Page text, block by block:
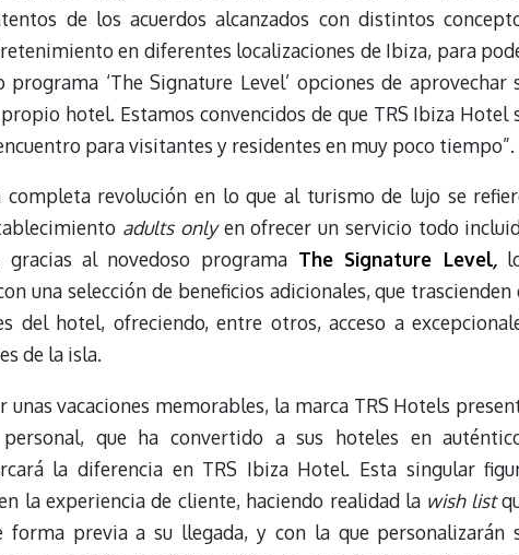
de los acuerdos alcanzados con distintos
en diferentes localizaciones de Ibiza, para
‘The Signature Level’ opciones de aprovechar
hotel. Estamos convencidos de que TRS Ibiza Hotel
para visitantes y residentes en muy poco tiempo”.
revolución en lo que al turismo de lujo se
adults onlyen ofrecer un servicio todo
gracias al novedoso programaThe Signature Level,
una selección de beneficios adicionales, que trascienden
del hotel, ofreciendo, entre otros, acceso a
de la isla.
vacaciones memorables, la marca TRS Hotels
que ha convertido a sus hoteles en
la diferencia en TRS Ibiza Hotel. Esta singular
la experiencia de cliente, haciendo realidad la wish list
forma previa a su llegada, y con la que personalizarán